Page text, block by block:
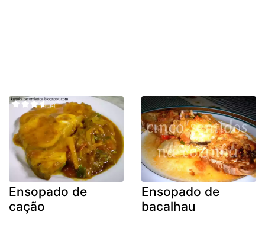
Ensopado de
cação
Ensopado de
bacalhau